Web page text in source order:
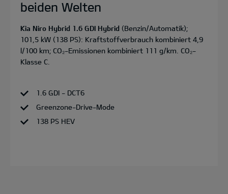
beiden Welten
Kia Niro Hybrid 1.6 GDI Hybrid (Benzin/Automatik);
101,5 kW (138 PS): Kraftstoffverbrauch kombiniert 4,9
l/100 km; CO₂-Emissionen kombiniert 111 g/km. CO₂-
Klasse C.
1.6 GDI - DCT6
Greenzone-Drive-Mode
138 PS HEV